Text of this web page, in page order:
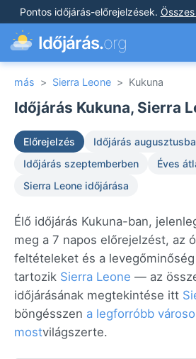
Pontos időjárás-előrejelzések.
Időjárás.org
más > Sierra Leone > Kukuna
Időjárás Kukuna, Sierra
Előrejelzés
Időjárás
Időjárás szeptemberben
Éves
Sierra Leone időjárása
Élő időjárás Kukuna-ban,
meg a 7 napos előrejelzést, az
feltételeket és a
tartozik Sierra Leone — az
időjárásának megtekintése itt
böngésszen a legforróbb
mostvilágszerte.